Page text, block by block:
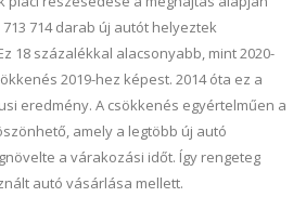
714 darab új autót helyeztek
18 százalékkal alacsonyabb, mint 2020-
2019-hez képest. 2014 óta ez a
eredmény. A csökkenés egyértelműen a
amely a legtöbb új autó
a várakozási időt. Így rengeteg
autó vásárlása mellett.